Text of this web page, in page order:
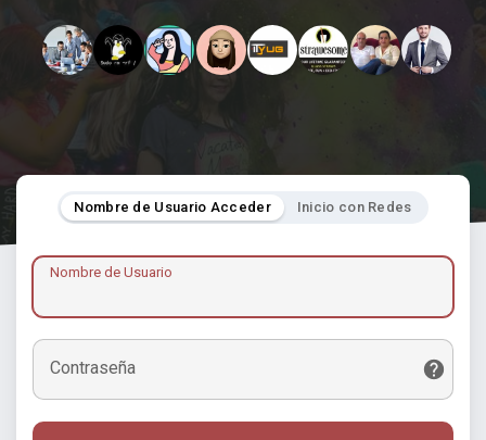
Nombre de Usuario Acceder Inicio con Redes
Nombre de Usuario
Contraseña